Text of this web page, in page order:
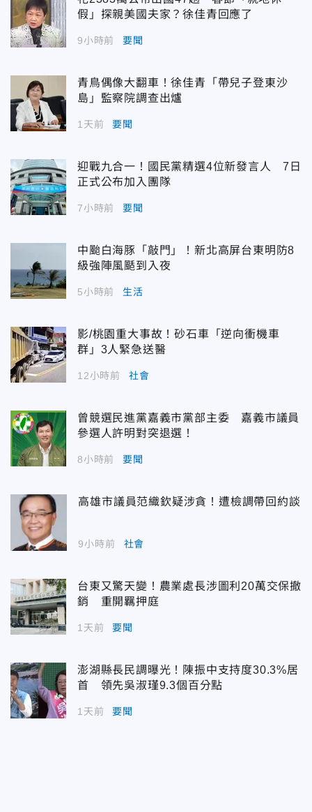
假」探親美國夫家？徐佳青回應了
9小時前 要聞
青鳥偶像大翻車！徐佳青「帶兒子登東沙
島」監察院調查出爐
1天前 要聞
迎戰九合一！國民黨精選4位新發言人 7日
正式公布加入團隊
7小時前 要聞
中颱白海豚「敲門」！新北高屏台東明防8
級強陣風颳到入夜
5小時前 生活
影/桃園重大事故！砂石車「逆向衝機車
群」3人緊急送醫
12小時前 社會
曾競選民進黨嘉義市黨部主委 嘉義市議員
參選人許明對突退選！
8小時前 要聞
高雄市議員范織欽疑涉貪！遭檢調帶回約談
9小時前 社會
台東又驚天變！農業處長涉圖利20萬交保撤
銷 重開羈押庭
1天前 要聞
澎湖縣長民調曝光！陳振中支持度30.3%居
首 領先吳淑瑾9.3個百分點
1天前 要聞